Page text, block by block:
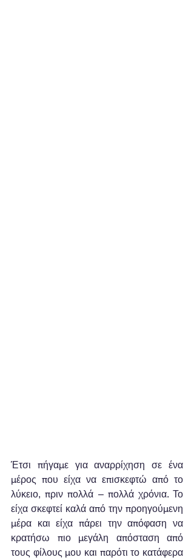
Έτσι πήγαμε για αναρρίχηση σε ένα
μέρος που είχα να επισκεφτώ από το
λύκειο, πριν πολλά – πολλά χρόνια. Το
είχα σκεφτεί καλά από την προηγούμενη
μέρα και είχα πάρει την απόφαση να
κρατήσω πιο μεγάλη απόσταση από
τους φίλους μου και παρότι το κατάφερα